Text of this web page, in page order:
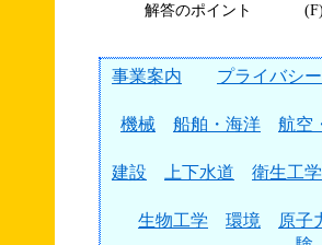
解答のポイント
(F)
事業案内 プライバシ
機械
船舶・海洋 航空
建設
上下水道 衛生工学
生物工学
環境 原子